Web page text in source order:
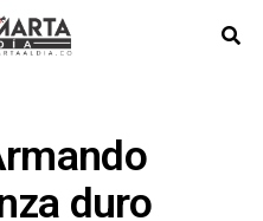
duro